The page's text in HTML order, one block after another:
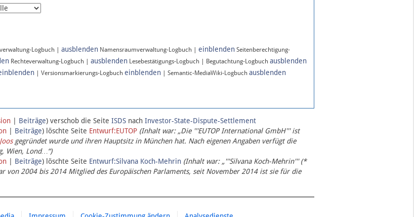
Logbuch | ausblenden Namensraumverwaltung-Logbuch | einblenden Seitenberechtigung-
Rechteverwaltung-Logbuch | ausblenden Lesebestätigungs-Logbuch | Begutachtung-Logbuch ausblenden
| Versionsmarkierungs-Logbuch einblenden | Semantic-MediaWiki-Logbuch ausblenden
| Beiträge) verschob die Seite ISDS nach Investor-State-Dispute-Settlement
| Beiträge) löschte Seite Entwurf:EUTOP (Inhalt war: „Die '''EUTOP International GmbH''' ist
gegründet wurde und ihren Hauptsitz in München hat. Nach eigenen Angaben verfügt die
Wien, Lond…“)
| Beiträge) löschte Seite Entwurf:Silvana Koch-Mehrin (Inhalt war: „'''Silvana Koch-Mehrin''' (*
von 2004 bis 2014 Mitglied des Europäischen Parlaments, seit November 2014 ist sie für die